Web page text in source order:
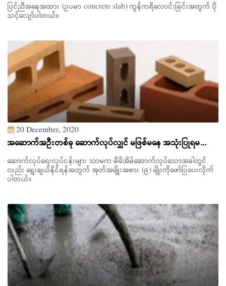
ပြင်ညီအနေအထား (ဥပမာ concrete slab) ကွန်ကရိလောင်းခြင်းအတွက် ပို
သင့်လျော်ပါတယ်။
20 December, 2020
အဆောက်အဦးတစ်ခု ဆောက်လုပ်လျှင် မဖြစ်မနေ အသုံးပြုရမ...
ဆောက်လုပ်ရေးလုပ်ငန်းများ သာမက မိမိအိမ်ဆောက်လုပ်သောအခါတွင်
လည်း ရွေးချယ်နိုင်ရန်အတွက် အုတ်အမျိုးအစား (၉) မျိုးကိုဖော်ပြပေးလိုက်
ပါတယ်။